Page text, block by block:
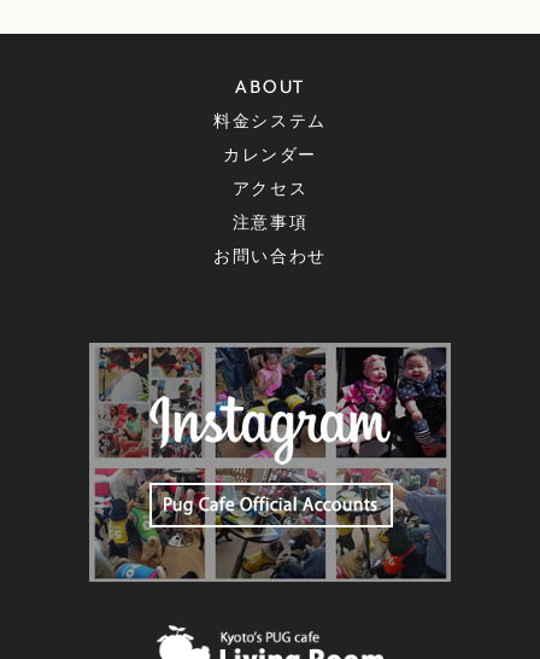
ABOUT
料金システム
カレンダー
アクセス
注意事項
お問い合わせ